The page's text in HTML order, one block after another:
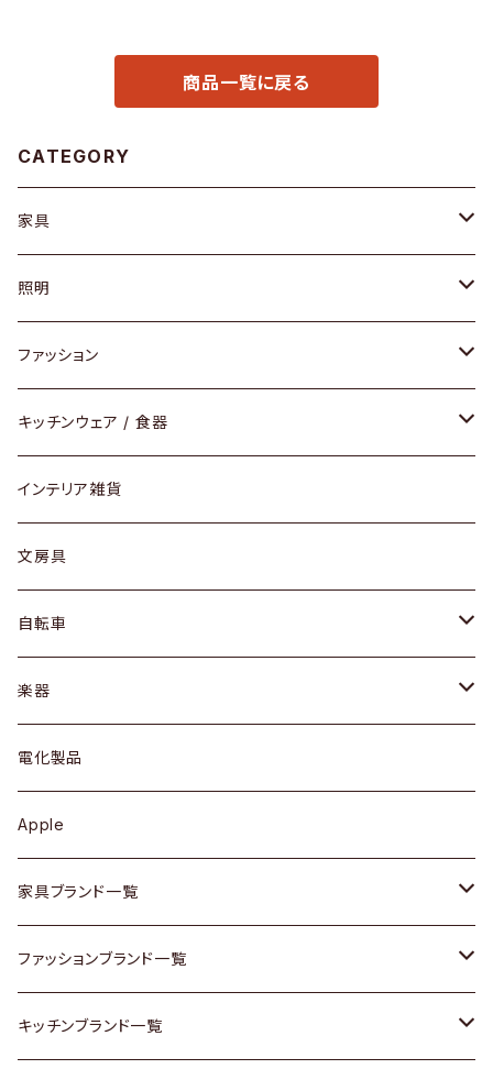
商品一覧に戻る
CATEGORY
家具
ソファ / ベンチ
チェア / スツール
ダイニングセット / ダイニングテーブル
ローテーブル / サイドテーブル
デスク / コンソール
ドレッサー
シェルフ
キュリオケース / 飾り棚
カップボード / 食器棚
チェスト
その他家具
Vintageヴィンテージ / Antiqueアンティーク
照明
ペンダントライト
テーブルランプ / デスクスタンド
フロアライト
ファッション
アクセサリー
リング
ピアス / イヤリング
財布
バッグ
アウター
トップス
ワンピース
ボトムス
靴
スカーフ
腕時計
キッチンウェア / 食器
グラス / タンブラー
カップ / マグ
プレート / ボウル
カトラリー
ケトル / ティーポット
鍋 / フライパン
Vintage / ヴィンテージ
銀製品
和物 / 作家物
インテリア雑貨
文房具
自転車
dahon
楽器
ギター
ベース
その他楽器
電化製品
Apple
家具ブランド一覧
ACME Furniture / アクメ ファニチャー
ACTUS / アクタス
ファッションブランド一覧
agnes b / アニエス ベー
キッチンブランド一覧